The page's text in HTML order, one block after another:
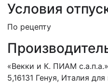
Условия
По рецепту
«Векки и К. ПИАМ
5,16131 Генуя, Италия